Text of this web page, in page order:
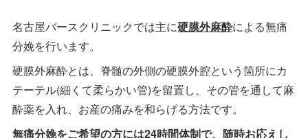
名古屋バースクリニックでは主に硬膜外麻酔による無痛
分娩を行います。
硬膜外麻酔とは、脊髄の外側の硬膜外腔という箇所にカ
テーテル(細くて柔らかい管)を留置し、その管を通して麻
酔薬を入れ、お産の痛みを和らげる方法です。
無痛分娩をご希望の方には24時間体制で、随時お応えし